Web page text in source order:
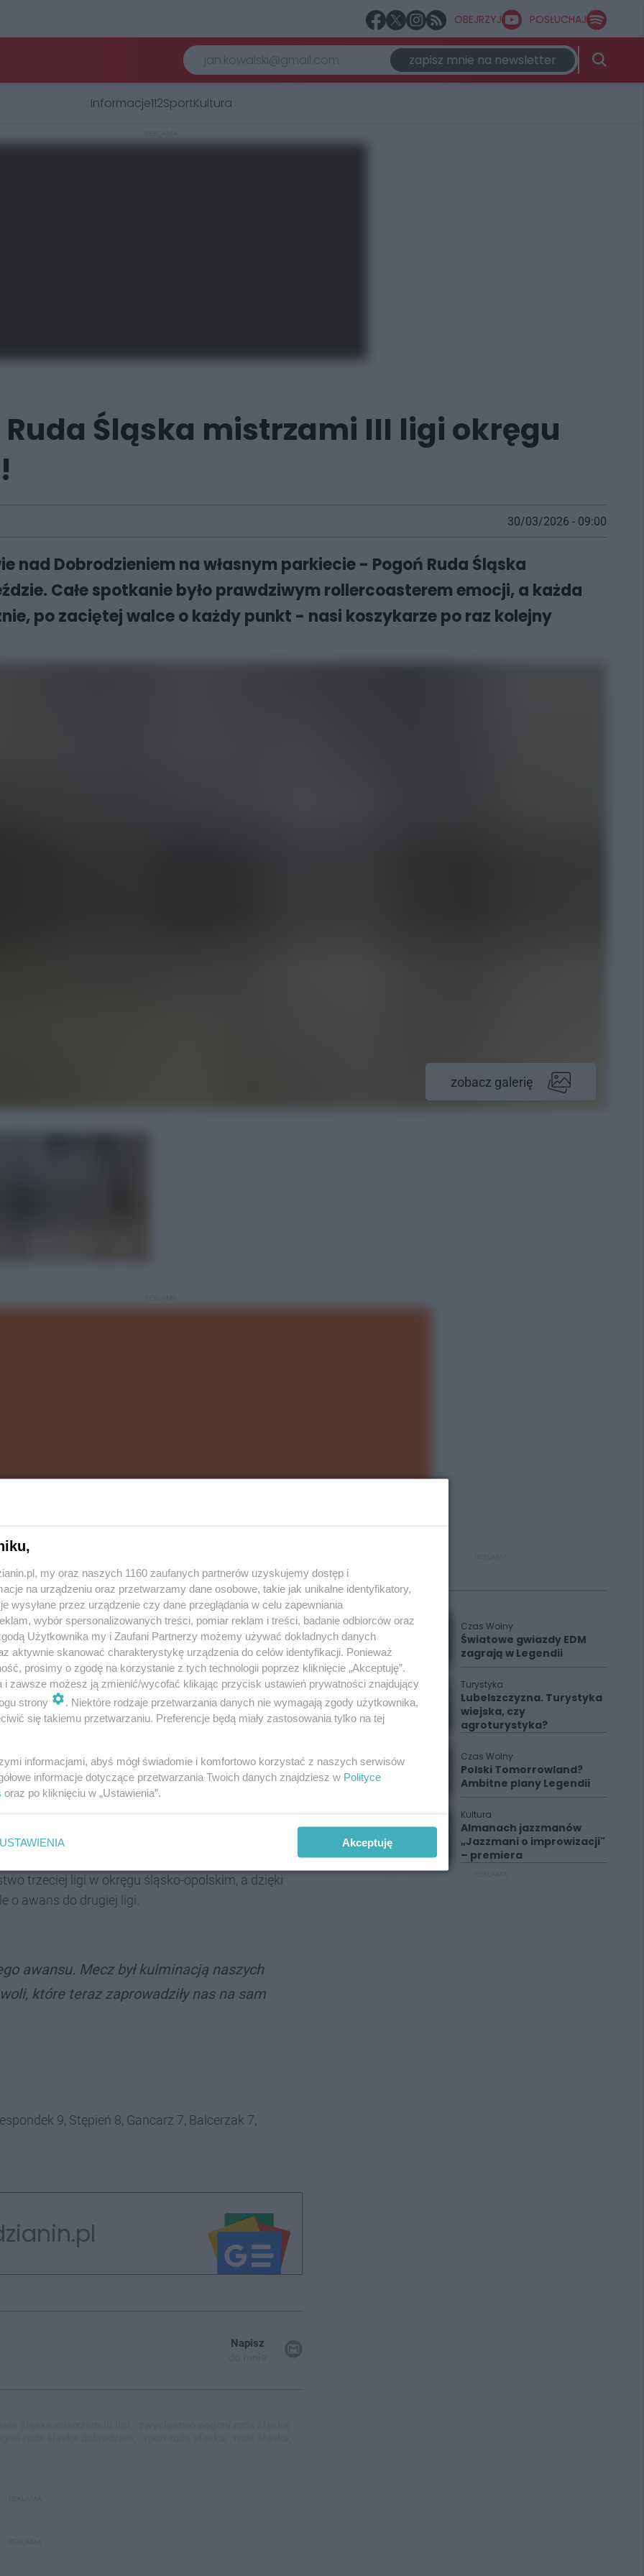
OBEJRZYJ POSŁUCHAJ
zapisz mnie na newsletter
Informacje112SportKultura
Śląska mistrzami III ligi okręgu
30/03/2026 - 09:00
nad Dobrodzieniem na własnym parkiecie - Pogoń Ruda Śląska
Całe spotkanie było prawdziwym rollercoasterem emocji, a każda
po zaciętej walce o każdy punkt - nasi koszykarze po raz kolejny
zobacz galerię
wywołując eksplozję radości swoich kibiców i
wykazał się niesamowitą determinacją i
siódmej minucie trzeciej kwarty.
poprawili grę w obronie gdzie po
w decydujących momentach zdobyli
przed końcem Dobrodzień zbliżył się na
wspaniałej dyspozycji Wilińskiego w rzutach
na 5 punktów i zakończyło spotkanie
Kaczmarek, prezes KS Pogoń Ruda
trzeciej ligi w okręgu śląsko-opolskim, a dzięki
o awans do drugiej ligi.
awansu. Mecz był kulminacją naszych
które teraz zaprowadziły nas na sam
9, Stępień 8, Gancarz 7, Balcerzak 7,
Napisz
Polecane
Czas Wolny
Światowe gwiazdy EDM
zagrają w Legendii
Turystyka
Lubelszczyzna. Turystyka
wiejska, czy
agroturystyka?
Czas Wolny
Polski Tomorrowland?
Ambitne plany Legendii
Kultura
Almanach jazzmanów
„Jazzmani o improwizacji"
– premiera
my oraz naszych 1160 zaufanych partnerów uzyskujemy dostęp i
na urządzeniu oraz przetwarzamy dane osobowe, takie jak unikalne identyfikatory,
wysyłane przez urządzenie czy dane przeglądania w celu zapewniania
wybór spersonalizowanych treści, pomiar reklam i treści, badanie odbiorców oraz
Użytkownika my i Zaufani Partnerzy możemy używać dokładnych danych
aktywnie skanować charakterystykę urządzenia do celów identyfikacji. Ponieważ
prosimy o zgodę na korzystanie z tych technologii poprzez kliknięcie „Akceptuję”.
i zawsze możesz ją zmienić/wycofać klikając przycisk ustawień prywatności znajdujący
strony
. Niektóre rodzaje przetwarzania danych nie wymagają zgody użytkownika,
się takiemu przetwarzaniu. Preferencje będą miały zastosowania tylko na tej
informacjami, abyś mógł świadomie i komfortowo korzystać z naszych serwisów
informacje dotyczące przetwarzania Twoich danych znajdziesz w Polityce
oraz po kliknięciu w „Ustawienia”.
USTAWIENIA Akceptuję